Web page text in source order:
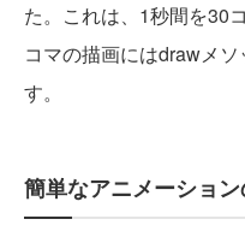
た。これは、1秒間を30
コマの描画にはdrawメ
す。
簡単なアニメーショ